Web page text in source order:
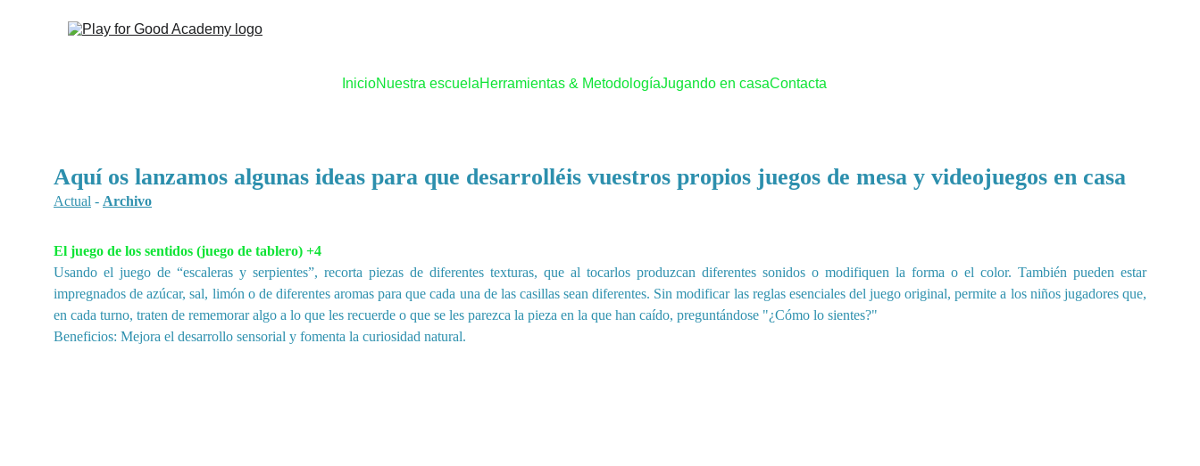
InicioNuestra escuelaHerramientas & MetodologíaJugando en casaContacta
Aquí os lanzamos algunas ideas para que desarrolléis vuestros propios juegos de mesa y videojuegos en casa
Actual - Archivo
El juego de los sentidos (juego de tablero) +4
Usando el juego de “escaleras y serpientes”, recorta piezas de diferentes texturas, que al tocarlos produzcan diferentes sonidos o modifiquen la forma o el color. También pueden estar
impregnados de azúcar, sal, limón o de diferentes aromas para que cada una de las casillas sean diferentes. Sin modificar las reglas esenciales del juego original, permite a los niños jugadores que,
en cada turno, traten de rememorar algo a lo que les recuerde o que se les parezca la pieza en la que han caído, preguntándose "¿Cómo lo sientes?"
Beneficios: Mejora el desarrollo sensorial y fomenta la curiosidad natural.